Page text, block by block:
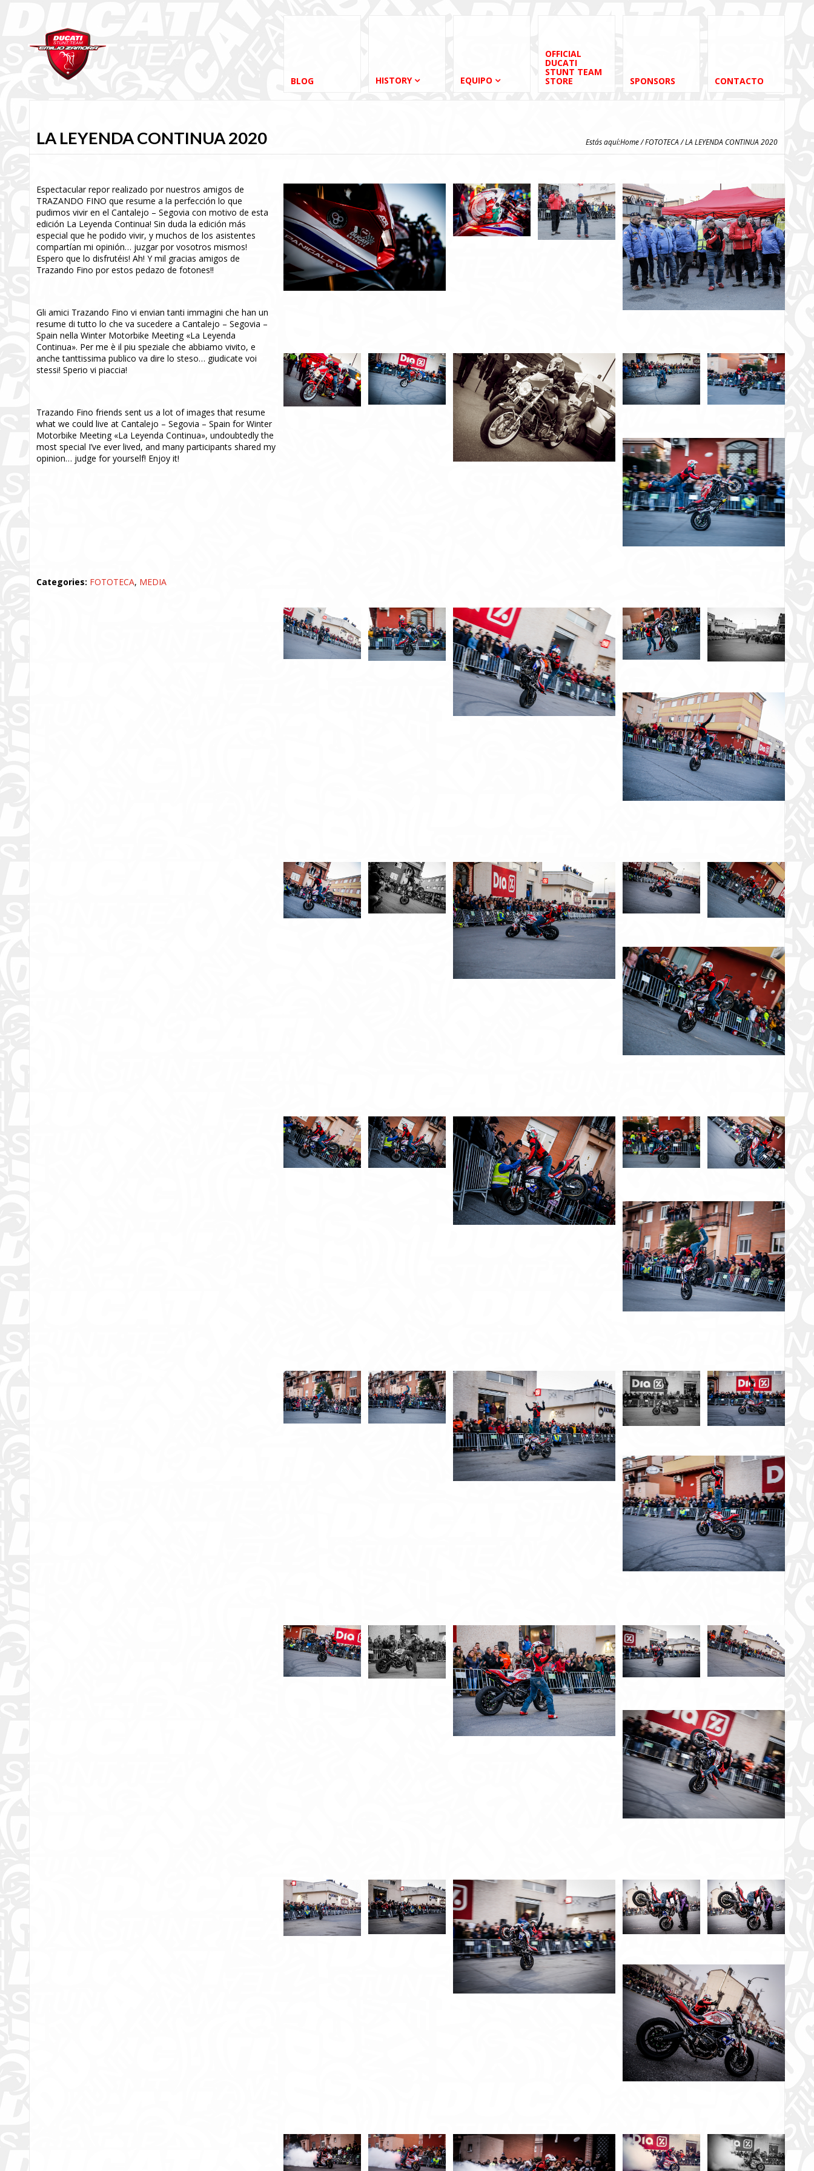
BLOG HISTORY EQUIPO
OFFICIAL
DUCATI
STUNT TEAM
STORE SPONSORS CONTACTO
LA LEYENDA CONTINUA 2020 Estás aquí:Home/FOTOTECA / LA LEYENDA CONTINUA 2020
Espectacular repor realizado por nuestros amigos de
TRAZANDO FINO que resume a la perfección lo que
pudimos vivir en el Cantalejo – Segovia con motivo de esta
edición La Leyenda Continua! Sin duda la edición más
especial que he podido vivir, y muchos de los asistentes
compartían mi opinión… juzgar por vosotros mismos!
Espero que lo disfrutéis! Ah! Y mil gracias amigos de
Trazando Fino por estos pedazo de fotones!!
Gli amici Trazando Fino vi envian tanti immagini che han un
resume di tutto lo che va sucedere a Cantalejo – Segovia –
Spain nella Winter Motorbike Meeting «La Leyenda
Continua». Per me è il piu speziale che abbiamo vivito, e
anche tanttissima publico va dire lo steso… giudicate voi
stessi! Sperio vi piaccia!
Trazando Fino friends sent us a lot of images that resume
what we could live at Cantalejo – Segovia – Spain for Winter
Motorbike Meeting «La Leyenda Continua», undoubtedly the
most special I’ve ever lived, and many participants shared my
opinion… judge for yourself! Enjoy it!
Categories: FOTOTECA, MEDIA